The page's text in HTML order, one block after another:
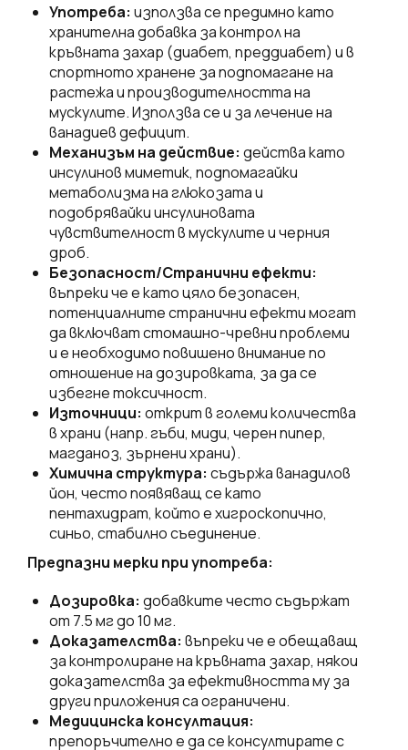
Употреба: използва се предимно като
хранителна добавка за контрол на
кръвната захар (диабет, преддиабет) и в
спортното хранене за подпомагане на
растежа и производителността на
мускулите. Използва се и за лечение на
ванадиев дефицит.
Механизъм на действие: действа като
инсулинов миметик, подпомагайки
метаболизма на глюкозата и
подобрявайки инсулиновата
чувствителност в мускулите и черния
дроб.
Безопасност/Странични ефекти:
въпреки че е като цяло безопасен,
потенциалните странични ефекти могат
да включват стомашно-чревни проблеми
и е необходимо повишено внимание по
отношение на дозировката, за да се
избегне токсичност.
Източници: открит в големи количества
в храни (напр. гъби, миди, черен пипер,
магданоз, зърнени храни).
Химична структура: съдържа ванадилов
йон, често появяващ се като
пентахидрат, който е хигроскопично,
синьо, стабилно съединение.
Предпазни мерки при употреба:
Дозировка: добавките често съдържат
от 7.5 мг до 10 мг.
Доказателства: въпреки че е обещаващ
за контролиране на кръвната захар, някои
доказателства за ефективността му за
други приложения са ограничени.
Медицинска консултация:
препоръчително е да се консултирате с